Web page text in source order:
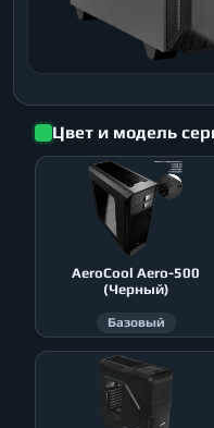
Цвет и модель
AeroСool Aero-500
(Черный)
Базовый